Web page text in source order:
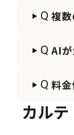
Q複
QAI
Q料
カル